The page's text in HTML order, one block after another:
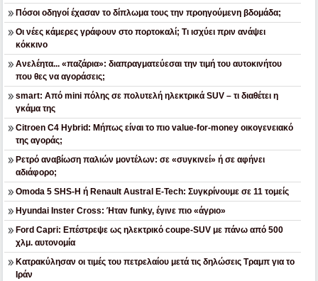
Πόσοι οδηγοί έχασαν το δίπλωμα τους την προηγούμενη βδομάδα;
Οι νέες κάμερες γράφουν στο πορτοκαλί; Τι ισχύει πριν ανάψει
κόκκινο
Ανελέητα... «παζάρια»: διαπραγματεύεσαι την τιμή του αυτοκινήτου
που θες να αγοράσεις;
smart: Από mini πόλης σε πολυτελή ηλεκτρικά SUV – τι διαθέτει η
γκάμα της
Citroen C4 Hybrid: Μήπως είναι το πιο value-for-money οικογενειακό
της αγοράς;
Ρετρό αναβίωση παλιών μοντέλων: σε «συγκινεί» ή σε αφήνει
αδιάφορο;
Omoda 5 SHS-H ή Renault Austral E-Tech: Συγκρίνουμε σε 11 τομείς
Hyundai Inster Cross: Ήταν funky, έγινε πιο «άγριο»
Ford Capri: Επέστρεψε ως ηλεκτρικό coupe-SUV με πάνω από 500
χλμ. αυτονομία
Κατρακύλησαν οι τιμές του πετρελαίου μετά τις δηλώσεις Τραμπ για το
Ιράν